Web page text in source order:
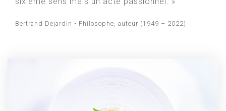
Bertrand Dejardin • Philosophe, auteur (1949 – 2022)